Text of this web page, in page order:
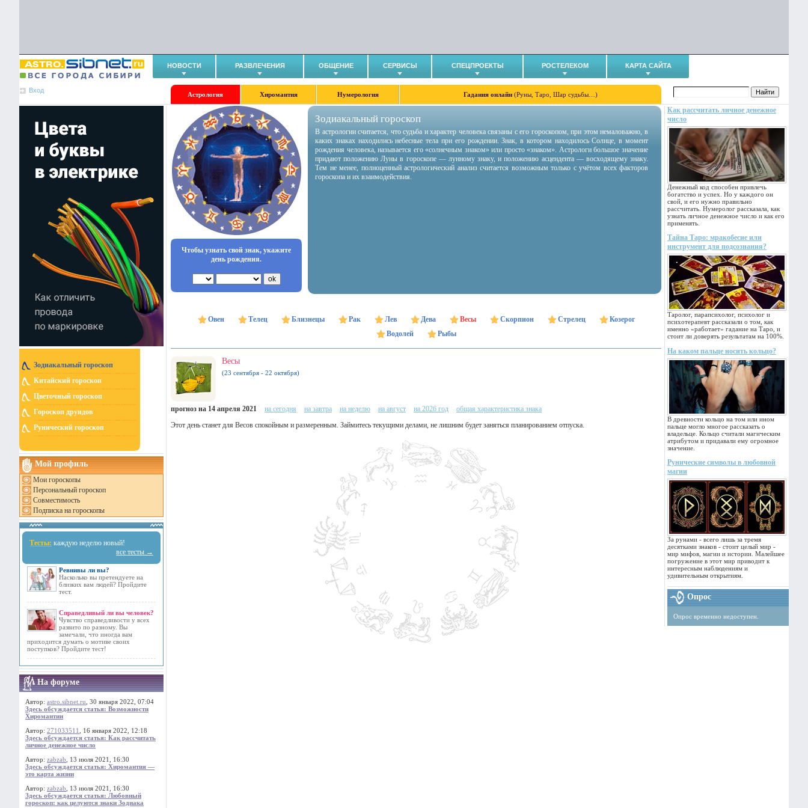
НОВОСТИ РАЗВЛЕЧЕНИЯ ОБЩЕНИЕ СЕРВИСЫ СПЕЦПРОЕКТЫ РОСТЕЛЕКОМ КАРТА САЙТА
Вход
Астрология Хиромантия Нумерология Гадания онлайн (Руны, Таро, Шар судьбы…)
Зодиакальный гороскоп
Китайский гороскоп
Цветочный гороскоп
Гороскоп друидов
Рунический гороскоп
Мой профиль
Мои гороскопы
Персональный гороскоп
Совместимость
Подписка на гороскопы
Тесты: каждую неделю новый!
все тесты →
Ревнивы ли вы?
Насколько вы претендуете на
близких вам людей? Пройдите
тест.
Справедливый ли вы человек?
Чувство справедливости у всех
развито по разному. Вы
замечали, что иногда вам
приходится думать о мотиве своих
поступков? Пройдите тест!
На форуме
Автор: astro.sibnet.ru , 30 января 2022, 07:04
Здесь обсуждается статья: Возможности
Хиромантии
Автор: 271033511
, 16 января 2022, 12:18
Здесь обсуждается статья: Как рассчитать
личное денежное число
Автор: zabzab , 13 июля 2021, 16:30
Здесь обсуждается статья: Хиромантия —
это карта жизни
Автор: zabzab , 13 июля 2021, 16:30
Здесь обсуждается статья: Любовный
гороскоп: как целуются знаки Зодиака
Как рассчитать личное денежное
число
Денежный код способен привлечь
богатство и успех. Но у каждого он
свой, и его нужно правильно
рассчитать. Нумеролог рассказала, как
узнать личное денежное число и как его
применять.
Тайна Таро: мракобесие или
инструмент для подсознания?
Таролог, парапсихолог, психолог и
психотерапевт рассказали о том, как
именно «работает» гадание на Таро, и
стоит ли доверять результатам на 100%.
На каком пальце носить кольцо?
В древности кольцо на том или ином
пальце могло многое рассказать о
владельце. Кольцо считали магическим
атрибутом и придавали ему огромное
значение.
Рунические символы в любовной
магии
За рунами - всего лишь за тремя
десятками знаков - стоит целый мир -
мир мифов, магии и истории. Малейшее
погружение в этот мир приводит к
интересным наблюдениям и
удивительным открытиям.
Опрос
Опрос временно недоступен.
Чтобы узнать свой знак, укажите
день рождения.
Зодиакальный гороскоп
В астрологии считается, что судьба и характер человека связаны с его гороскопом, при этом немаловажно, в
каких знаках находились небесные тела при его рождении. Знак, в котором находилось Солнце, в момент
рождения человека, называется его «солнечным знаком» или просто «знаком». Астрологи большое значение
придают положению Луны в гороскопе — лунному знаку, и положению асцендента — восходящему знаку.
Тем не менее, полноценный астрологический анализ считается возможным только с учётом всех факторов
гороскопа и их взаимодействия.
Овен Телец Близнецы Рак Лев Дева Весы Скорпион Стрелец
Козерог
Водолей
Рыбы
Весы
(23 сентября - 22 октября)
прогноз на 14 апреля 2021 на сегодня на завтра на неделю на август на 2026 год
общая характеристика знака
Этот день станет для Весов спокойным и размеренным. Займитесь текущими делами, не лишним будет заняться планированием отпуска.